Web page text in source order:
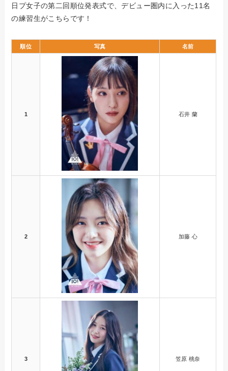
日プ女子の第二回順位発表式で、デビュー圏内に入った11名
の練習生がこちらです！
順位 写真 名前
1 石井 蘭
2 加藤 心
3 笠原 桃奈